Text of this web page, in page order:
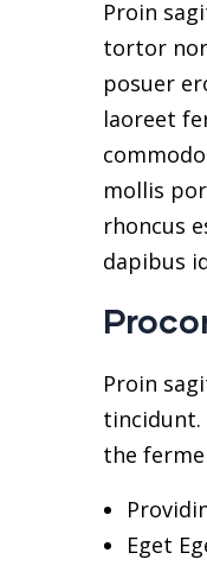
Proin
tortor
posuer
laoreet
mollis
rhoncus
dapibus
Proin
tincidunt.
the
Eget